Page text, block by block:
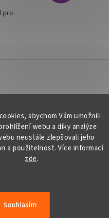
abychom Vám umožnili
webu a díky analýze
neustále zlepšovali jeho
a použitelnost. Více informací
zde.
Souhlasím
pro
Kontakt
prodej@ gardentech.cz
+420 548 531 294
+420 777 228 328